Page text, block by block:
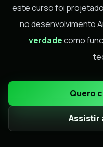
este curso foi
no desenvolvimento
verdadecomo
Quero
Assistir